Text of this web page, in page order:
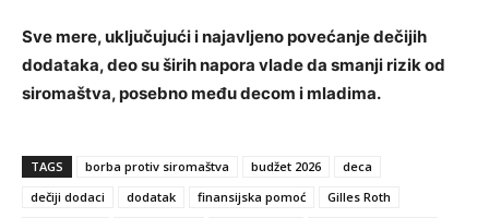
Sve mere, uključujući i najavljeno povećanje dečijih
dodataka, deo su širih napora vlade da smanji rizik od
siromaštva, posebno među decom i mladima.
TAGS borba protiv siromaštva budžet 2026
deca
dečiji dodaci
dodatak finansijska pomoć
Gilles Roth